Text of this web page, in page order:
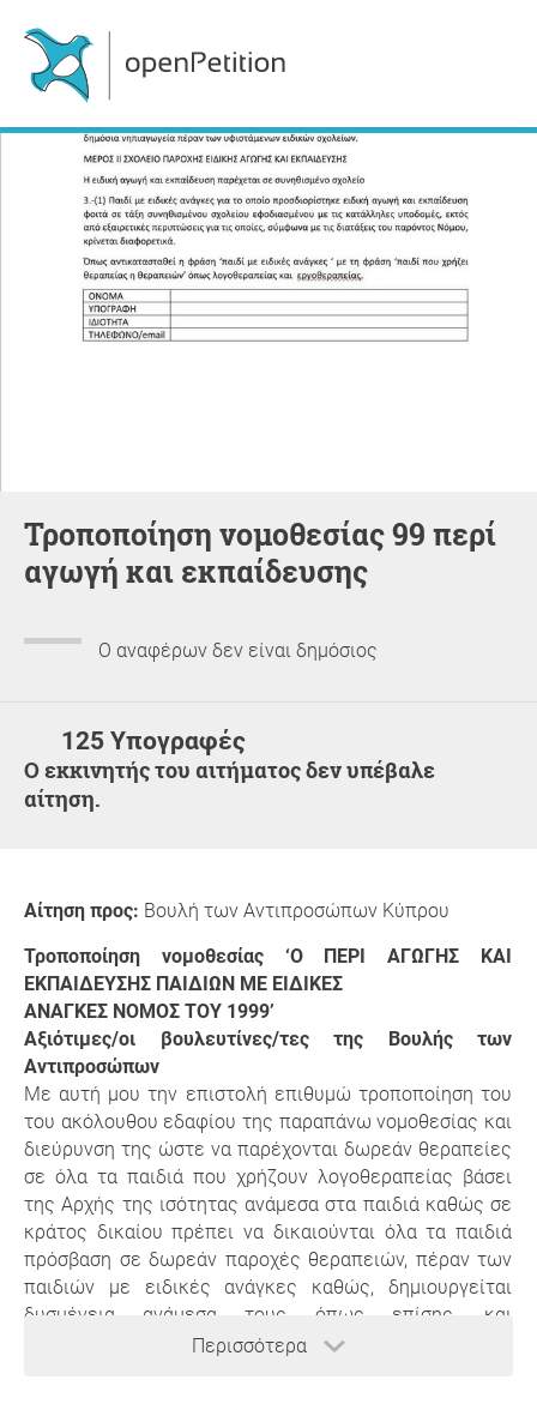
Τροποποίηση νoμοθεσίας 99 περί
αγωγή και εκπαίδευσης
Ο αναφέρων δεν είναι δημόσιος
125 Υπογραφές
Ο εκκινητής του αιτήματος δεν υπέβαλε
αίτηση.
Περισσότερα
Αίτηση προς: Βουλή των Αντιπροσώπων Κύπρου
Τροποποίηση νoμοθεσίας ‘Ο ΠΕΡΙ ΑΓΩΓΗΣ ΚΑΙ
ΕΚΠΑΙΔΕΥΣΗΣ ΠΑΙΔΙΩΝ ΜΕ ΕΙΔΙΚΕΣ
ΑΝΑΓΚΕΣ ΝΟΜΟΣ ΤΟΥ 1999’
Αξιότιμες/οι βουλευτίνες/τες της Βουλής των
Αντιπροσώπων
Με αυτή μου την επιστολή επιθυμώ τροποποίηση του
του ακόλουθου εδαφίου της παραπάνω νομοθεσίας και
διεύρυνση της ώστε να παρέχονται δωρεάν θεραπείες
σε όλα τα παιδιά που χρήζουν λογοθεραπείας βάσει
της Αρχής της ισότητας ανάμεσα στα παιδιά καθώς σε
κράτος δικαίου πρέπει να δικαιούνται όλα τα παιδιά
πρόσβαση σε δωρεάν παροχές θεραπειών, πέραν των
παιδιών με ειδικές ανάγκες καθώς, δημιουργείται
δυσμένεια ανάμεσα τους όπως επίσης, και
διεύρυνση της εργοθεραπείας στα δημοτικά σχολεία